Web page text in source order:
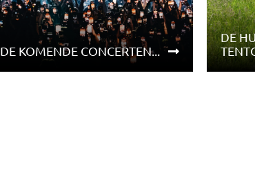
DE KOMENDE CONCERTEN...
DE